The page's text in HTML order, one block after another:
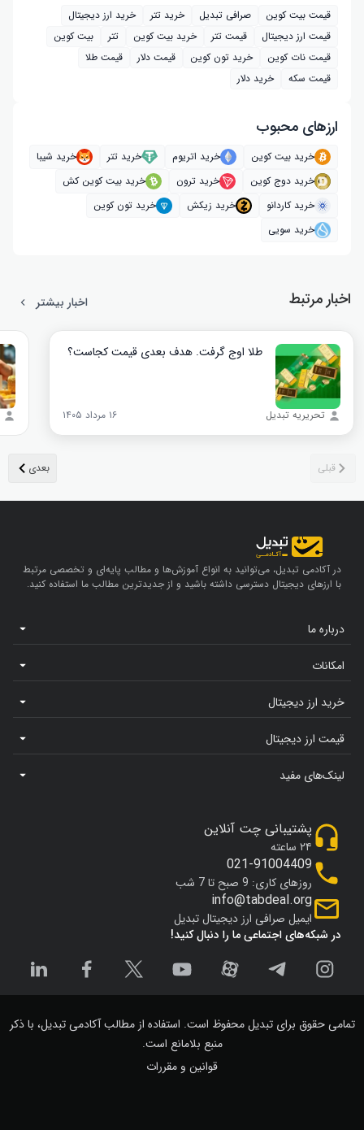
قیمت بیت کوین صرافی تبدیل خرید تتر
خرید ارز دیجیتال
قیمت ارز دیجیتال
قیمت تتر خرید بیت‌ کوین تتر
بیت کوین
قیمت نات کوین
خرید تون کوین قیمت دلار
قیمت طلا
قیمت سکه
خرید دلار
ارز‌های محبوب
خرید بیت کوین خرید اتریوم خرید تتر
خرید شیبا
خرید دوج کوین
خرید ترون
خرید بیت کوین کش
خرید کاردانو
خرید زیکش
خرید تون کوین
خرید سویی
اخبار مرتبط اخبار بیشتر
طلا اوج گرفت. هدف بعدی قیمت کجاست؟
تحریریه تبدیل ۱۶ مرداد ۱۴۰۵
در آکادمی تبدیل، می‌توانید به انواع آموزش‌ها و مطالب پایه‌ای و تخصصی مرتبط
با ارزهای دیجیتال دسترسی داشته باشید و از جدیدترین مطالب ما استفاده کنید.
درباره ما
امکانات
خرید ارز دیجیتال
قیمت ارز دیجیتال
لینک‌های مفید
در شبکه‌های اجتماعی ما را دنبال کنید!
پشتیبانی چت آنلاین
۲۴ ساعته
021-91004409
روزهای کاری: 9 صبح تا 7 شب
info@tabdeal.org
ایمیل صرافی ارز دیجیتال تبدیل
تمامی حقوق برای تبدیل محفوظ است. استفاده از مطالب آکادمی تبدیل، با ذکر
منبع بلامانع است.
قوانین و مقررات